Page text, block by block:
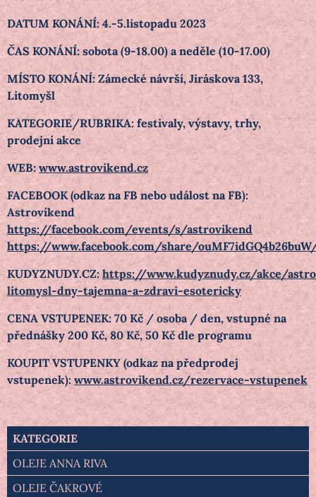
DATUM KONÁNÍ: 4.-5.listopadu 2023
ČAS KONÁNÍ: sobota (9-18.00) a neděle (10-17.00)
MÍSTO KONÁNÍ: Zámecké návrší, Jiráskova 133,
Litomyšl
KATEGORIE/RUBRIKA: festivaly, výstavy, trhy,
prodejní akce
WEB: www.astrovikend.cz
FACEBOOK (odkaz na FB nebo událost na FB):
Astrovíkend
https://facebook.com/events/s/astrovikend
https://www.facebook.com/share/
KUDYZNUDY.CZ: https://www.kudyznudy.cz/akce/
litomysl-dny-tajemna-a-zdravi-esotericky
CENA VSTUPENEK: 70 Kč / osoba / den, vstupné na
přednášky 200 Kč, 80 Kč, 50 Kč dle programu
KOUPIT VSTUPENKY (odkaz na předprodej
vstupenek): www.astrovikend.cz/rezervace-vstupenek
KATEGORIE
OLEJE ANNA RIVA
OLEJE ČAKROVÉ